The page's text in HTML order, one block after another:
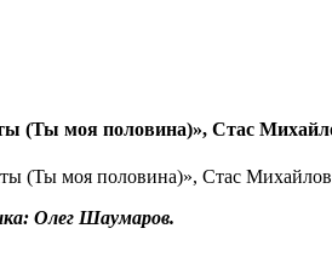
(Ты моя половина)», Стас
Олег Шаумаров.